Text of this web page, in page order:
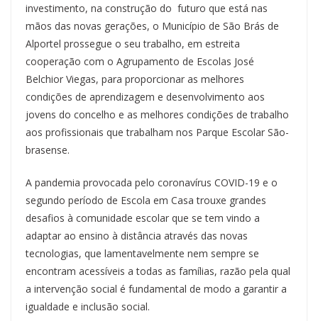
investimento, na construção do futuro que está nas
mãos das novas gerações, o Município de São Brás de
Alportel prossegue o seu trabalho, em estreita
cooperação com o Agrupamento de Escolas José
Belchior Viegas, para proporcionar as melhores
condições de aprendizagem e desenvolvimento aos
jovens do concelho e as melhores condições de trabalho
aos profissionais que trabalham nos Parque Escolar São-
brasense.
A pandemia provocada pelo coronavírus COVID-19 e o
segundo período de Escola em Casa trouxe grandes
desafios à comunidade escolar que se tem vindo a
adaptar ao ensino à distância através das novas
tecnologias, que lamentavelmente nem sempre se
encontram acessíveis a todas as famílias, razão pela qual
a intervenção social é fundamental de modo a garantir a
igualdade e inclusão social.